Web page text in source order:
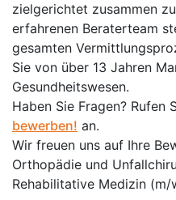
zielgerichtet zusammen
erfahrenen Beraterteam
gesamten
Sie von über 13 Jahren
Gesundheitswesen.
Haben Sie Fragen? Rufen
bewerben! an.
Wir freuen uns auf Ihre
Orthopädie und
Rehabilitative Medizin (m/